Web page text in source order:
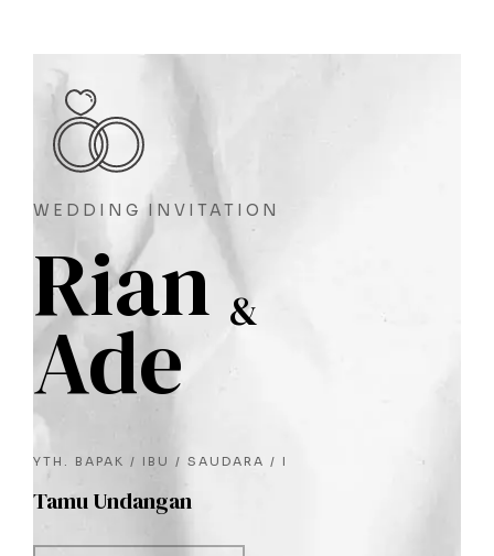
WEDDING INVITATION
Rian&
Ade
YTH. BAPAK / IBU / SAUDARA / I
Tamu Undangan